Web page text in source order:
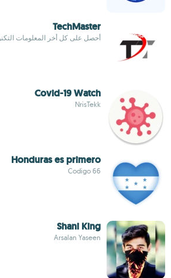
TechMaster
أحصل على كل أخر المعلومات
Covid-19 Watch
NrisTekk
Honduras es primero
Codigo 66
Shani King
Arsalan Yaseen